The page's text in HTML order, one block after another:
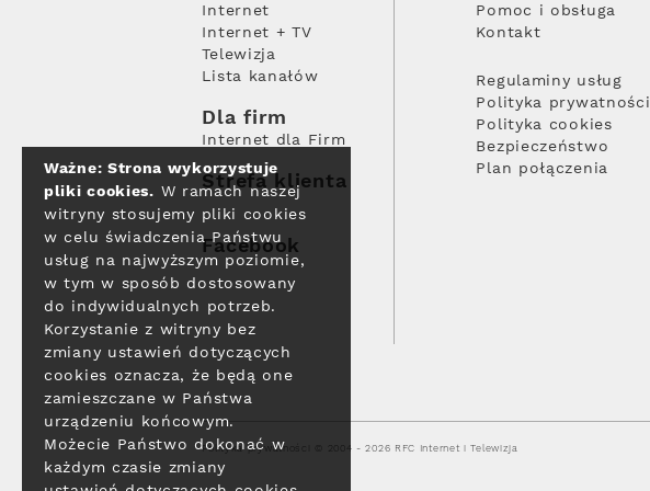
Internet
Internet + TV
Telewizja
Lista kanałów
Dla firm
Internet dla Firm
Strefa klienta
Facebook
Pomoc i obsługa
Kontakt
Regulaminy usług
Polityka prywatności
Polityka cookies
Bezpieczeństwo
Plan połączenia
Polityka prywatności © 2004 - 2026 RFC Internet i Telewizja
Ważne: Strona wykorzystuje
pliki cookies. W ramach naszej
witryny stosujemy pliki cookies
w celu świadczenia Państwu
usług na najwyższym poziomie,
w tym w sposób dostosowany
do indywidualnych potrzeb.
Korzystanie z witryny bez
zmiany ustawień dotyczących
cookies oznacza, że będą one
zamieszczane w Państwa
urządzeniu końcowym.
Możecie Państwo dokonać w
każdym czasie zmiany